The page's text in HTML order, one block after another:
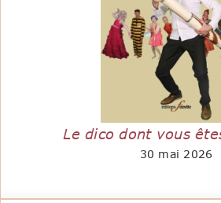
Le dico dont vous
30 mai 2026